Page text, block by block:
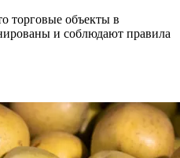
торговые объекты в
и соблюдают правила